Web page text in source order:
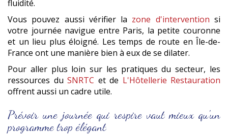
fluidité.
Vous pouvez aussi vérifier la zone d'intervention si
votre journée navigue entre Paris, la petite couronne
et un lieu plus éloigné. Les temps de route en Île-de-
France ont une manière bien à eux de se dilater.
Pour aller plus loin sur les pratiques du secteur, les
ressources du SNRTC et de L'Hôtellerie Restauration
offrent aussi un cadre utile.
Prévoir une journée qui respire vaut mieux qu'un
programme trop élégant